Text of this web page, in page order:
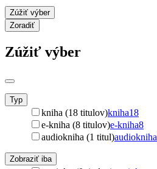
Zúžiť výber
Zoradiť
Zúžiť výber
Typ
kniha (18 titulov)kniha18
e-kniha (8 titulov)e-kniha8
audiokniha (1 titul)audiokniha
Zobraziť iba